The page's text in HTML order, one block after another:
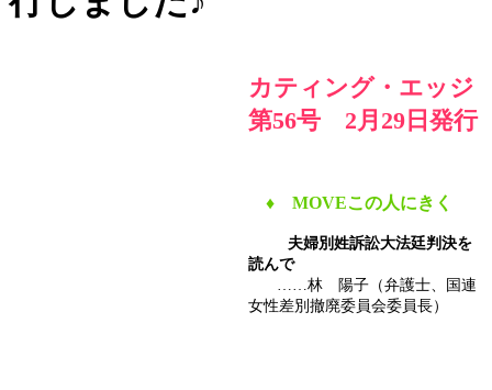
カティング・エッジ
第56号 2月29日発行
♦ MOVEこの人にきく
夫婦別姓訴訟大法廷判決を
読んで
……林 陽子（弁護士、国連
女性差別撤廃委員会委員長）